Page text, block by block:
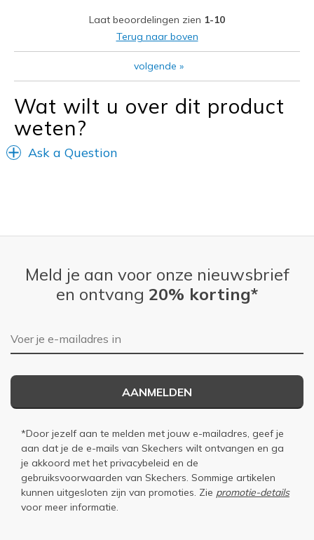
Too much extra room
Width
Feels true to width
Sizing
Feels full size too big
View On Shoes
Laat beoordelingen zien 1-10
Terug naar boven
volgende »
Wat wilt u over dit product
weten?
Ask a Question
Meld je aan voor onze nieuwsbrief
en ontvang 20% korting*
E-mailadres
AANMELDEN
*Door jezelf aan te melden met jouw e-mailadres, geef je
aan dat je de e-mails van Skechers wilt ontvangen en ga
je akkoord met het privacybeleid en de
gebruiksvoorwaarden van Skechers. Sommige artikelen
kunnen uitgesloten zijn van promoties. Zie promotie-details
voor meer informatie.